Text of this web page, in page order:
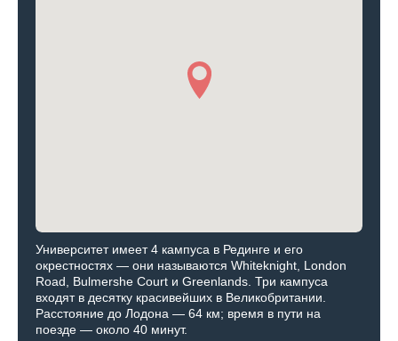
Университет имеет 4 кампуса в Рединге и его
окрестностях — они называются Whiteknight, London
Road, Bulmershe Court и Greenlands. Три кампуса
входят в десятку красивейших в Великобритании.
Расстояние до Лодона — 64 км; время в пути на
поезде — около 40 минут.